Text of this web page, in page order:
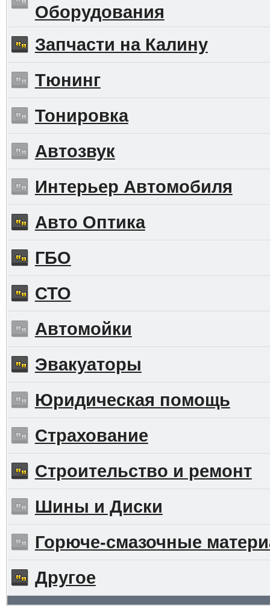
Оборудования
Запчасти на Калину
Тюнинг
Тонировка
Автозвук
Интерьер Автомобиля
Авто Оптика
ГБО
СТО
Автомойки
Эвакуаторы
Юридическая помощь
Страхование
Строительство и ремонт
Шины и Диски
Горюче-смазочные
Другое